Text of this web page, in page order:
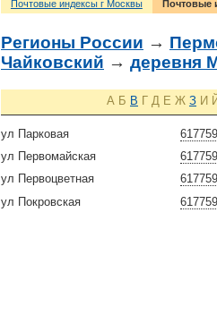
Почтовые индексы г Москвы Почтовые
Регионы России →
Чайковский → деревня
А Б В Г Д Е Ж З И
617759
ул Парковая
617759
ул Первомайская
617759
ул Первоцветная
617759
ул Покровская